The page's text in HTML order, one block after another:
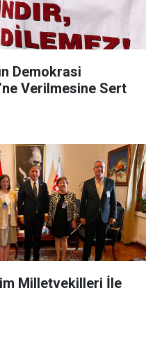
Demokrasi
Verilmesine Sert
Milletvekilleri İle